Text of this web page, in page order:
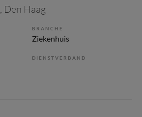
, Den Haag
BRANCHE
Ziekenhuis
DIENSTVERBAND